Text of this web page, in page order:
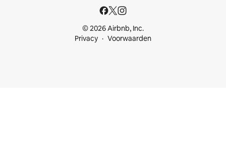
© 2026 Airbnb, Inc.
Privacy
Voorwaarden